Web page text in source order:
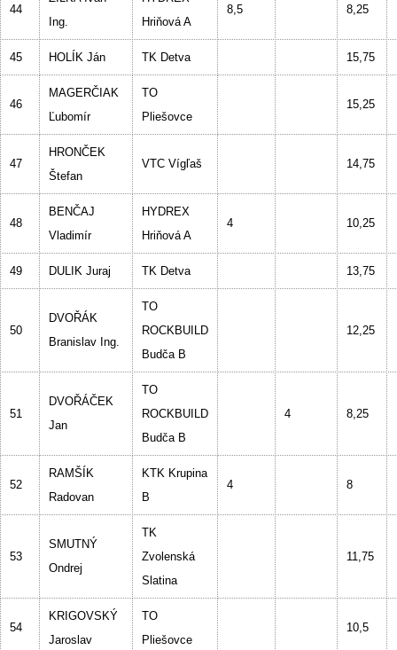
44
Ing.
Hriňová A
8,5 8,25
45 HOLÍK Ján TK Detva 15,75
46
MAGERČIAK
Ľubomír
TO
Pliešovce
15,25
47
HRONČEK
Štefan
VTC Vígľaš 14,75
48
BENČAJ
Vladimír
HYDREX
Hriňová A
4 10,25
49 DULIK Juraj TK Detva 13,75
50
DVOŘÁK
Branislav Ing.
TO
ROCKBUILD
Budča B
12,25
51
DVOŘÁČEK
Jan
TO
ROCKBUILD
Budča B
4 8,25
52
RAMŠÍK
Radovan
KTK Krupina
B
4 8
53
SMUTNÝ
Ondrej
TK
Zvolenská
Slatina
11,75
54
KRIGOVSKÝ
Jaroslav
TO
Pliešovce
10,5